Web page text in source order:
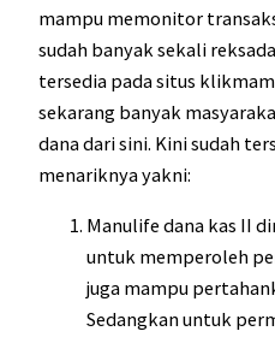
mampu memonitor
sudah banyak sekali
tersedia pada situs
sekarang banyak
dana dari sini. Kini sudah
menariknya yakni:
Manulife dana kas II
untuk memperoleh
juga mampu
Sedangkan untuk